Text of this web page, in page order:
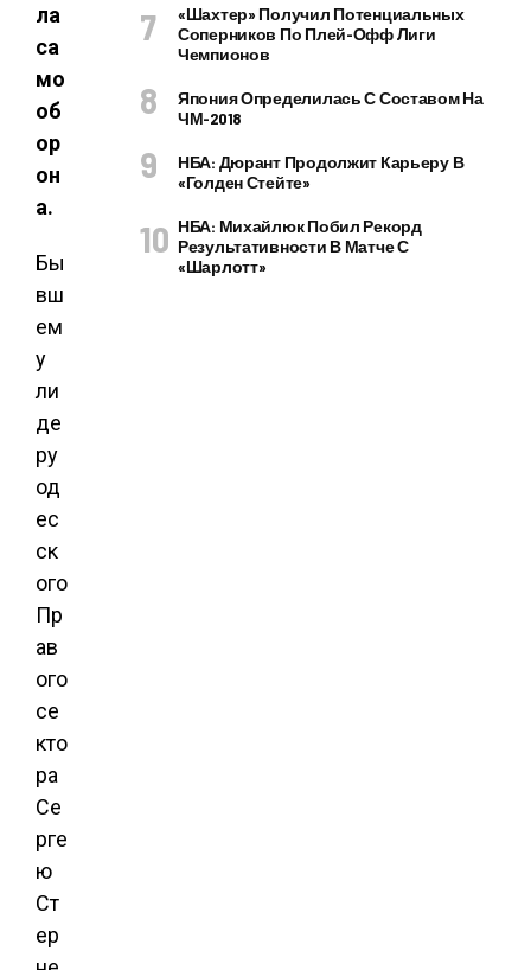
ла
са
мо
об
ор
он
а.
Бы
вш
ем
у
ли
де
ру
од
ес
ск
ого
Пр
ав
ого
се
кто
ра
Се
рге
ю
Ст
ер
«Шахтер» Получил Потенциальных
Соперников По Плей-Офф Лиги
Чемпионов
Япония Определилась С Составом На
ЧМ-2018
НБА: Дюрант Продолжит Карьеру В
«Голден Стейте»
НБА: Михайлюк Побил Рекорд
Результативности В Матче С
«Шарлотт»